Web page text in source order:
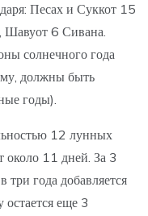
Песах и Суккот 15
Шавуот 6 Сивана.
солнечного года
должны быть
годы).
12 лунных
около 11 дней. За 3
три года добавляется
еще 3